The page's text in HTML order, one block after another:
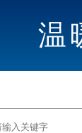
温